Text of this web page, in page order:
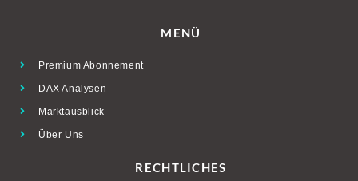
MENÜ
Premium Abonnement
DAX Analysen
Marktausblick
Über Uns
RECHTLICHES